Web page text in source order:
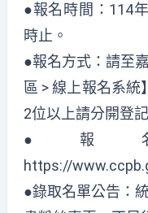
●報名時間：114
時止。
●報名方式：請至
區 > 線上報名系統
2位以上請分開登記
●報
https://
●錄取名單公告：